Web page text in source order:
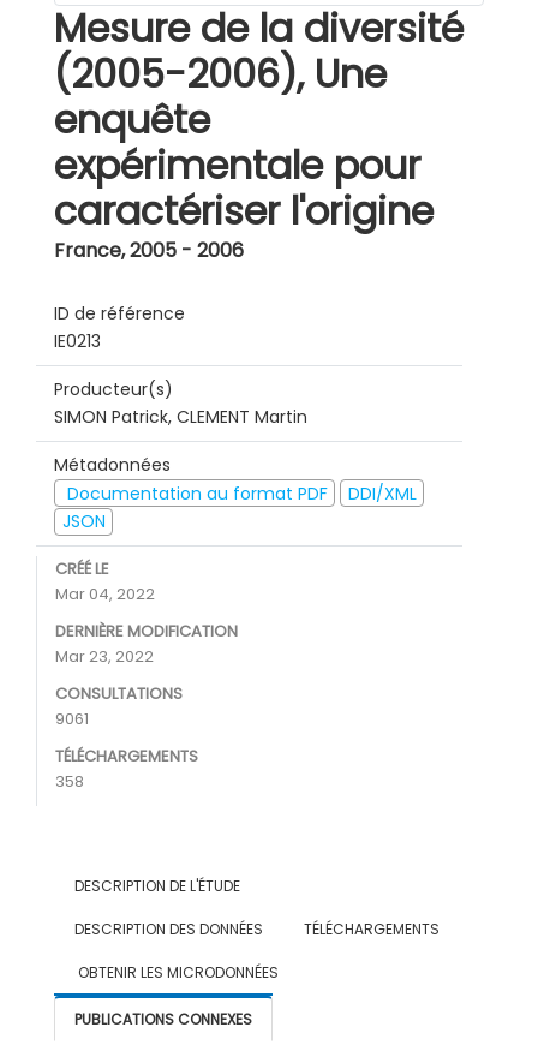
Mesure de la diversité
(2005-2006), Une
enquête
expérimentale pour
caractériser l'origine
France,2005 - 2006
ID de référence
IE0213
Producteur(s)
SIMON Patrick, CLEMENT Martin
Métadonnées
Documentation au format PDF
DDI/XML
JSON
CRÉÉ LE
Mar 04, 2022
DERNIÈRE MODIFICATION
Mar 23, 2022
CONSULTATIONS
9061
TÉLÉCHARGEMENTS
358
DESCRIPTION DE L'ÉTUDE
DESCRIPTION DES DONNÉES TÉLÉCHARGEMENTS
OBTENIR LES MICRODONNÉES
PUBLICATIONS CONNEXES